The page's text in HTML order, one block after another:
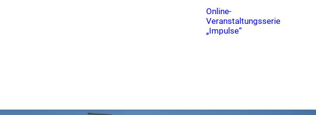
Online-
Veranstaltungsserie
„Impulse“